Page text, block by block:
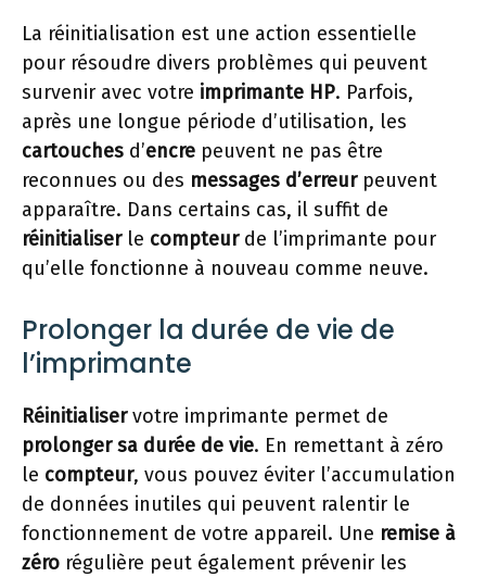
La réinitialisation est une action essentielle
pour résoudre divers problèmes qui peuvent
survenir avec votre imprimante HP. Parfois,
après une longue période d’utilisation, les
cartouches d’encre peuvent ne pas être
reconnues ou des messages d’erreurpeuvent
apparaître. Dans certains cas, il suffit de
réinitialiserle compteurde l’imprimante pour
qu’elle fonctionne à nouveau comme neuve.
Prolonger la durée de vie de
l’imprimante
Réinitialiservotre imprimante permet de
prolonger sa durée de vie. En remettant à zéro
le compteur, vous pouvez éviter l’accumulation
de données inutiles qui peuvent ralentir le
fonctionnement de votre appareil. Une remise à
zéro régulière peut également prévenir les